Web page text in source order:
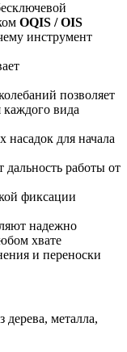
OQIS / OIS
инструмент
позволяет
вида
насадок для начала
дальность работы от
фиксации
надежно
хвате
и переноски
металла,